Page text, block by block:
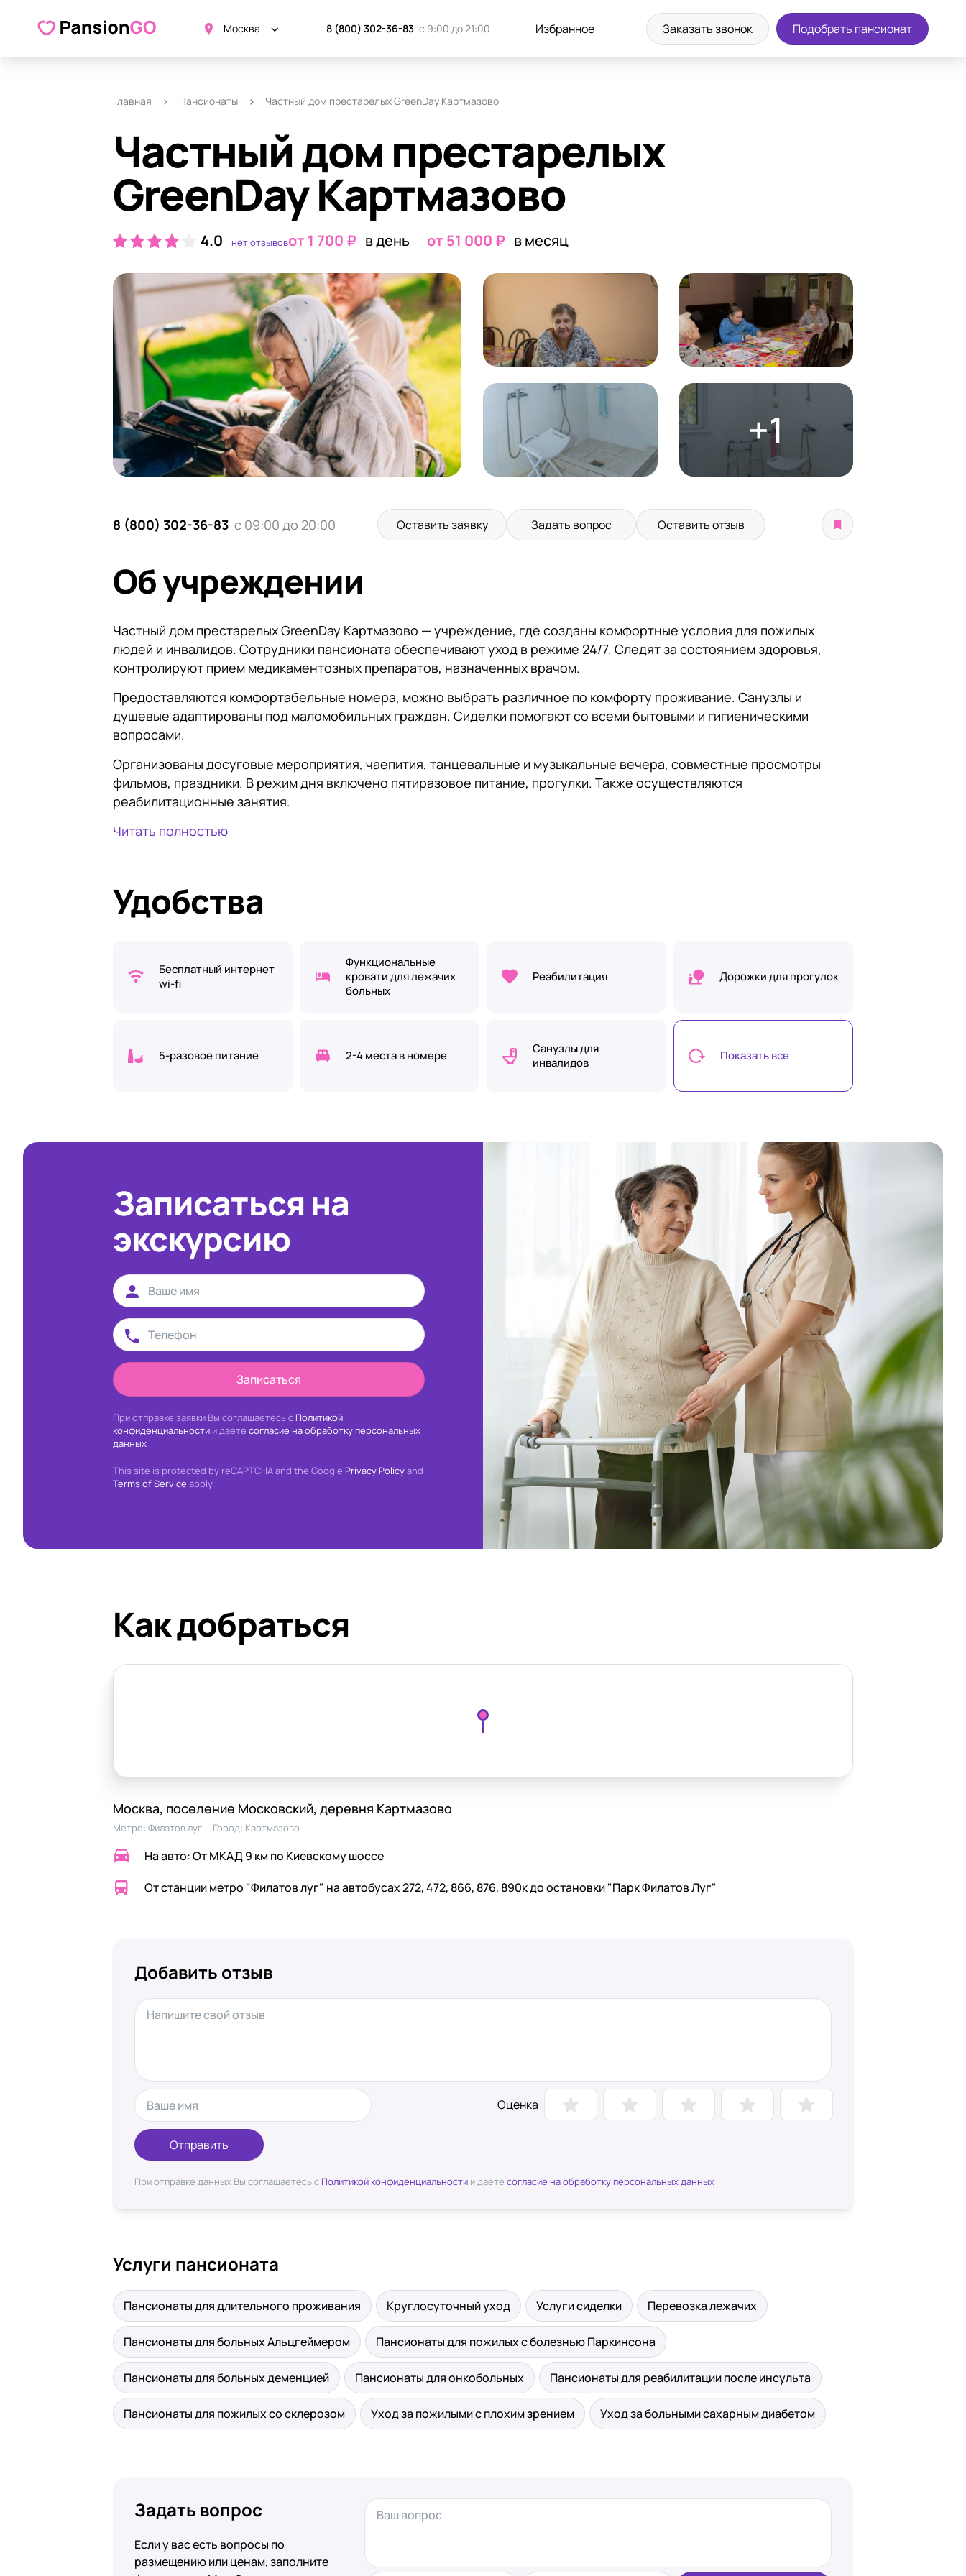
Москва 8 (800) 302-36-83 с 9:00 до 21:00 Избранное Заказать звонок Подобрать пансионат
О пансионате Запись на экскурсию 8 (800) 302-36-83
Главная Пансионаты Частный дом престарелых GreenDay Картмазово
Частный дом престарелых
GreenDay Картмазово
4.0 нет отзывовот 1 700 ₽ в день от 51 000 ₽ в месяц
+1
8 (800) 302-36-83 с 09:00 до 20:00 Оставить заявку Задать вопрос Оставить отзыв
Об учреждении
Частный дом престарелых GreenDay Картмазово — учреждение, где созданы комфортные условия для пожилых
людей и инвалидов. Сотрудники пансионата обеспечивают уход в режиме 24/7. Следят за состоянием здоровья,
контролируют прием медикаментозных препаратов, назначенных врачом.
Предоставляются комфортабельные номера, можно выбрать различное по комфорту проживание. Санузлы и
душевые адаптированы под маломобильных граждан. Сиделки помогают со всеми бытовыми и гигиеническими
вопросами.
Организованы досуговые мероприятия, чаепития, танцевальные и музыкальные вечера, совместные просмотры
фильмов, праздники. В режим дня включено пятиразовое питание, прогулки. Также осуществляются
реабилитационные занятия.
Читать полностью
Удобства
Бесплатный интернет
wi-fi
Функциональные
кровати для лежачих
больных
Реабилитация Дорожки для прогулок
5-разовое питание 2-4 места в номере
Санузлы для
инвалидов
Показать все
Записаться на
экскурсию
Записаться
При отправке заявки Вы соглашаетесь с Политикой
конфиденциальности и даете согласие на обработку персональных
данных
This site is protected by reCAPTCHA and the Google Privacy Policyand
Terms of Service apply.
Как добраться
Москва, поселение Московский, деревня Картмазово
Метро: Филатов луг Город: Картмазово
На авто: От МКАД 9 км по Киевскому шоссе
От станции метро "Филатов луг" на автобусах 272, 472, 866, 876, 890к до остановки "Парк Филатов Луг"
Добавить отзыв
Оценка
Отправить
При отправке данных Вы соглашаетесь с Политикой конфиденциальности и даете согласие на обработку персональных данных
Услуги пансионата
Пансионаты для длительного проживания Круглосуточный уход Услуги сиделки Перевозка лежачих
Пансионаты для больных Альцгеймером Пансионаты для пожилых с болезнью Паркинсона
Пансионаты для больных деменцией Пансионаты для онкобольных Пансионаты для реабилитации после инсульта
Пансионаты для пожилых со склерозом Уход за пожилыми с плохим зрением Уход за больными сахарным диабетом
Задать вопрос
Если у вас есть вопросы по
размещению или ценам, заполните